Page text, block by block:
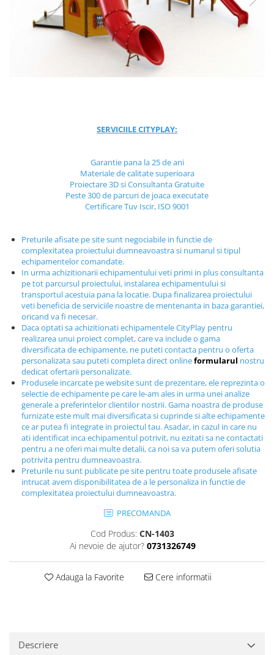
Jocuri cu nisip
Echipamente de catarat
Trasee echilibristica
Echipamente persoane cu
Fotbal si Handbal
Street Workout
Terenuri Multisport
Trasee Ninja
Echipamente fitness
Mese de jocuri
MOBILIER URBAN
Garduri/Imprejmuiri
Cosuri de gunoi
Panouri pentru informare/Marcaje
Foisoare si pergole
Rastel Biciclete
Banci
SERVICIILE CITYPLAY:
Garantie pana la 25 de ani
Materiale de calitate superioara
Proiectare 3D si Consultanta Gratuite
Peste 300 de parcuri de joaca executate
Certificare Tuv Iscir, ISO 9001
Preturile afisate pe site sunt negociabile in functie de
complexitatea proiectului dumneavoastra si numarul si tipul
echipamentelor comandate.
In urma achizitionarii echipamentului veti primi in plus consultanta
pe tot parcursul proiectului, instalarea echipamentului si
transportul acestuia pana la locatie. Dupa finalizarea proiectului
veti beneficia de serviciile noastre de mentenanta in baza garantiei,
oricand va fi necesar.
Daca optati sa achizitionati echipamentele CityPlay pentru
realizarea unui proiect complet, care va include o gama
diversificata de echipamente, ne puteti contacta pentru o oferta
personalizata sau puteti completa direct onlineformularul nostru
dedicat ofertarii personalizate.
Produsele incarcate pe website sunt de prezentare, ele reprezinta o
selectie de echipamente pe care le-am ales in urma unei analize
generale a preferintelor clientilor nostrii. Gama noastra de produse
furnizate este mult mai diversificata si cuprinde si alte echipamente
ce ar putea fi integrate in proiectul tau. Asadar, in cazul in care nu
ati identificat inca echipamentul potrivit, nu ezitati sa ne contactati
pentru a ne oferi mai multe detalii, ca noi sa va putem oferi solutia
potrivita pentru dumneavoastra.
Preturile nu sunt publicate pe site pentru toate produsele afisate
intrucat avem disponibilitatea de a le personaliza in functie de
complexitatea proiectului dumneavoastra.
PRECOMANDA
Cod Produs: CN-1403
Ai nevoie de ajutor? 0731326749
Adauga la Favorite Cere informatii
Descriere